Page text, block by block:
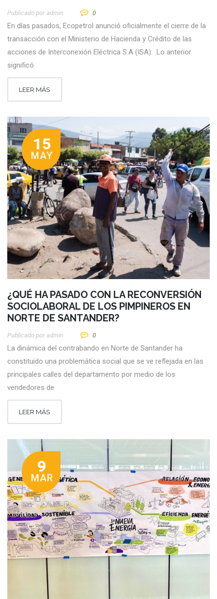
Publicado por Admin 0
En días pasados, Ecopetrol anunció oficialmente el cierre de la
transacción con el Ministerio de Hacienda y Crédito de las
acciones de Interconexión Eléctrica S.A (ISA). Lo anterior
significó
LEER MÁS
15
MAY
¿QUÉ HA PASADO CON LA RECONVERSIÓN
SOCIOLABORAL DE LOS PIMPINEROS EN
NORTE DE SANTANDER?
Publicado por Admin 0
La dinámica del contrabando en Norte de Santander ha
constituido una problemática social que se ve reflejada en las
principales calles del departamento por medio de los
vendedores de
LEER MÁS
9
MAR